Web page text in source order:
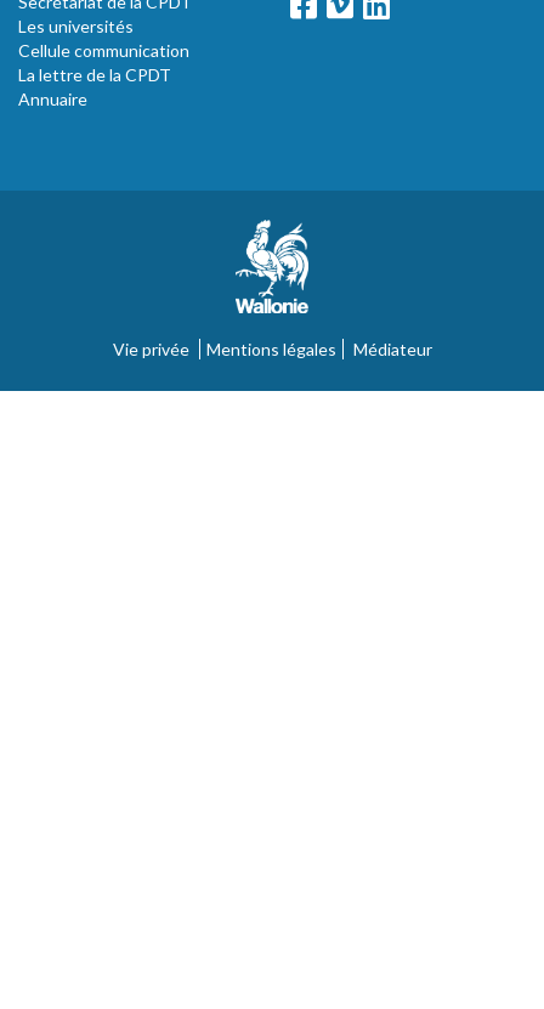
Les universités
Cellule communication
La lettre de la CPDT
Annuaire
Vie privée Mentions légales Médiateur